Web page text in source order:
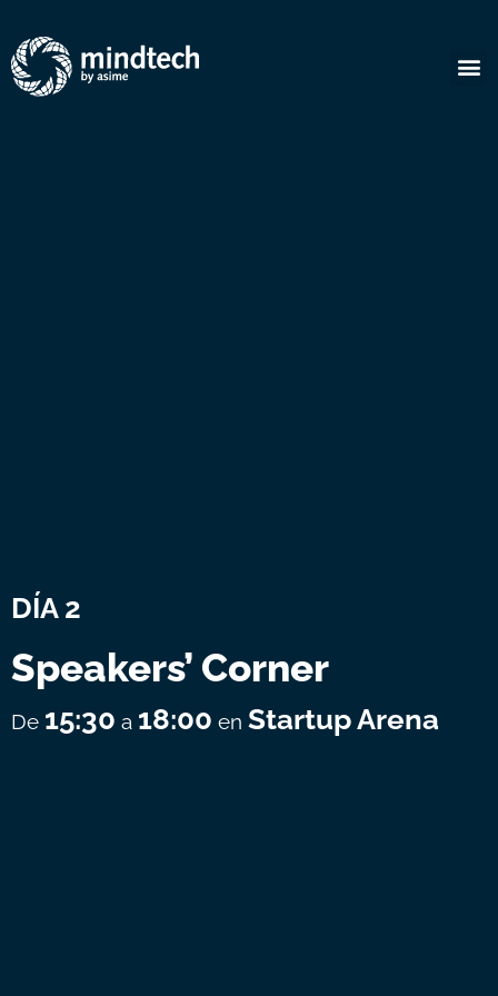
DÍA 2
Speakers’ Corner
De 15:30 a 18:00 en Startup Arena